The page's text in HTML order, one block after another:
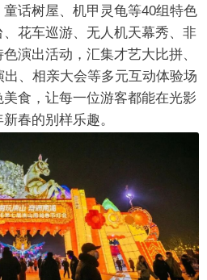
话树屋、机甲灵龟等40组特色
花车巡游、无人机天幕秀、非
演出活动，汇集才艺大比拼、
、相亲大会等多元互动体验场
食，让每一位游客都能在光影
春的别样乐趣。